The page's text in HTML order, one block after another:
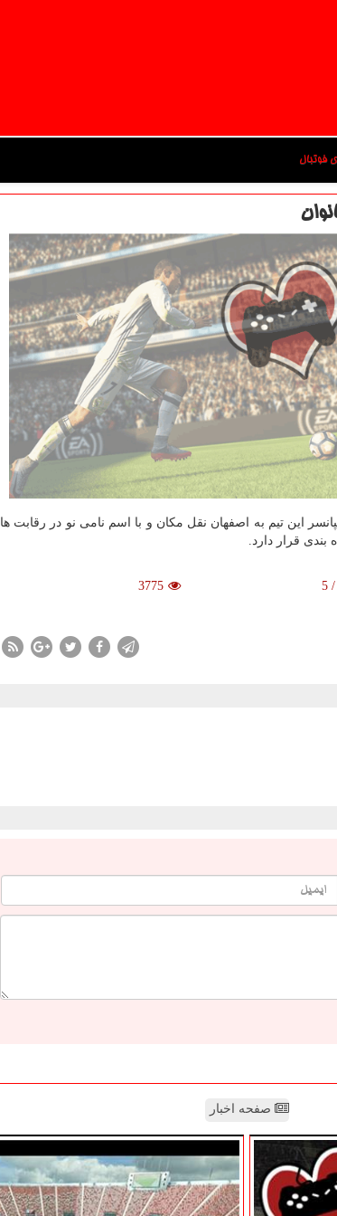
فوتبال
این تیم به اصفهان نقل مكان و با اسم نامی نو در رقابت ها
بندی قرار دارد.
/
5
3775
صفحه اخبار